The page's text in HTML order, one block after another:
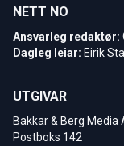
NETT NO
Ansvarleg redaktør:
Dagleg leiar: Eirik
UTGIVAR
Bakkar & Berg Media
Postboks 142